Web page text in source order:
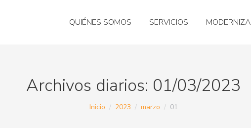
QUIÉNES SOMOS SERVICIOS MODERNIZA
Archivos diarios: 01/03/2023
Estás aquí:
Inicio 2023 marzo 01